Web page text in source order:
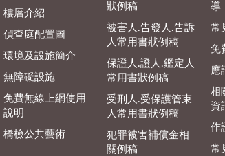
樓層介紹
偵查庭配置圖
環境及設施簡介
無障礙設施
免費無線上網使用
說明
橋檢公共藝術
狀例稿
被害人.告發人.告訴
人常用書狀例稿
保證人.證人.鑑定人
常用書狀例稿
受刑人.受保護管束
人常用書狀例稿
犯罪被害補償金相
關例稿
導
常
免
應
相
資
作
常